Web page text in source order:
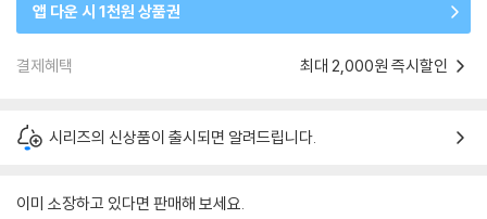
앱 다운 시 1천원 상품권
결제혜택 최대 2,000원 즉시할인
시리즈의 신상품이 출시되면 알려드립니다.
이미 소장하고 있다면 판매해 보세요.